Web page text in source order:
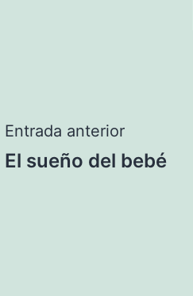
Entrada anterior
El sueño del bebé